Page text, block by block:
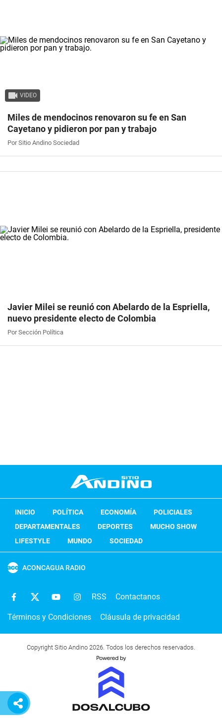
VIDEO
Miles de mendocinos renovaron su fe en San
Cayetano y pidieron por pan y trabajo
Por Sitio Andino Sociedad
Javier Milei se reunió con Abelardo de la Espriella,
nuevo presidente electo de Colombia
Por Sección Política
INICIO POLÍTICA ECONOMÍA
POLICIALES
DEPARTAMENTALES
DEPORTES
MUCHO SHOW
LIFESTYLE
MUNDO SOCIEDAD
ACONCAGUA RADIO
RSS Contactanos
Términos y Condiciones Cláusula de privacidad
Copyright Sitio Andino 2026. Todos los derechos reservados.